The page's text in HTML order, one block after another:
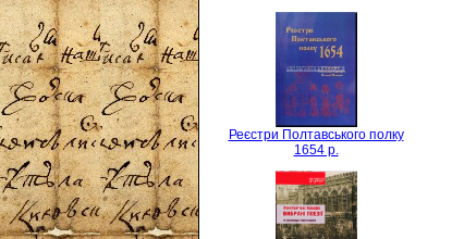
Реєстри Полтавського полку
1654 р.